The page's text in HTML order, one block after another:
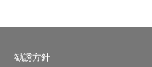
勧誘方針